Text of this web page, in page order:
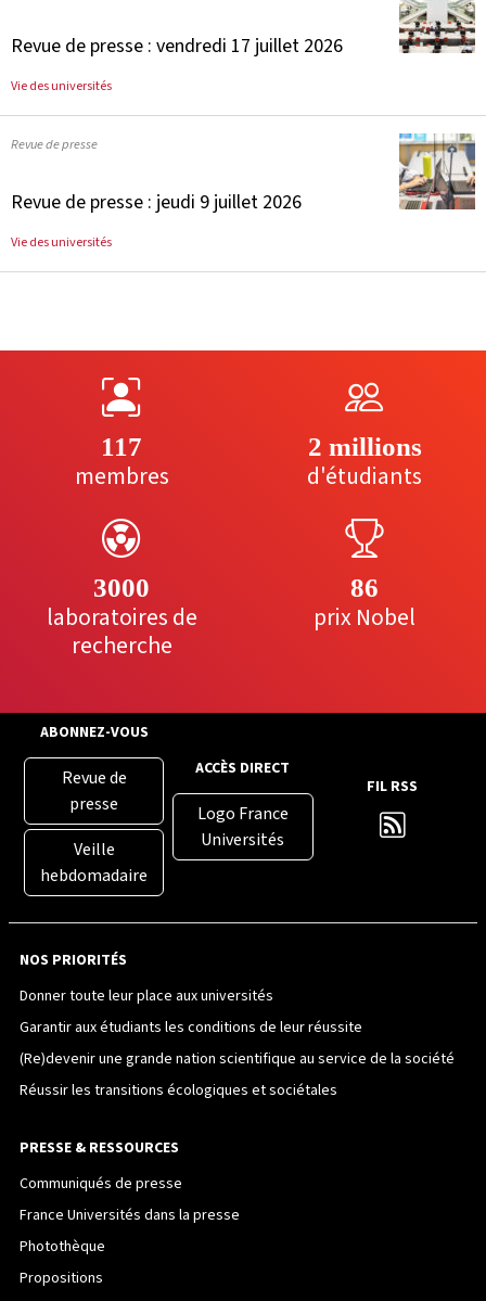
Revue de presse : vendredi 17 juillet 2026
Vie des universités
Revue de presse
Revue de presse : jeudi 9 juillet 2026
Vie des universités
117
membres
2 millions
d'étudiants
3000
laboratoires de
recherche
86
prix Nobel
ABONNEZ-VOUS
Revue de
presse
Veille
hebdomadaire
ACCÈS DIRECT
Logo France
Universités
FIL RSS
NOS PRIORITÉS
Donner toute leur place aux universités
Garantir aux étudiants les conditions de leur réussite
(Re)devenir une grande nation scientifique au service de la société
Réussir les transitions écologiques et sociétales
PRESSE & RESSOURCES
Communiqués de presse
France Universités dans la presse
Photothèque
Propositions